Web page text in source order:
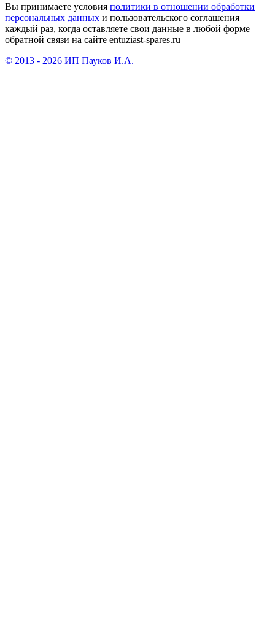
Вы принимаете условия политики в отношении обработки
персональных данных и пользовательского соглашения
каждый раз, когда оставляете свои данные в любой форме
обратной связи на сайте entuziast-spares.ru
© 2013 - 2026 ИП Пауков И.А.